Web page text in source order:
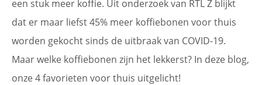
een stuk meer koffie. Uit onderzoek van RTL Z blijkt
dat er maar liefst 45% meer koffiebonen voor thuis
worden gekocht sinds de uitbraak van COVID-19.
Maar welke koffiebonen zijn het lekkerst? In deze blog,
onze 4 favorieten voor thuis uitgelicht!